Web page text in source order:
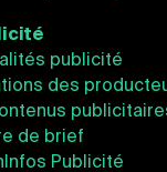
publicité
des
de brief
Publicité